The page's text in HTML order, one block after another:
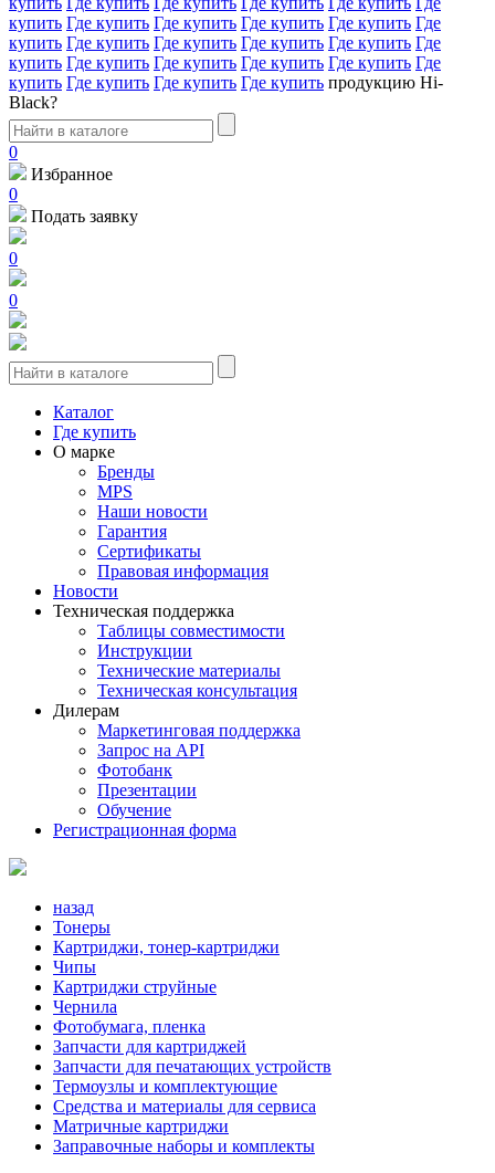
купить Где купить Где купить Где купить Где купить Где
купить Где купить Где купить Где купить Где купить Где
купить Где купить Где купить Где купить Где купить Где
купить Где купить Где купить Где купить продукцию Hi-
Black?
0
Избранное
0
Подать заявку
0
0
Каталог
Где купить
О марке
Бренды
MPS
Наши новости
Гарантия
Сертификаты
Правовая информация
Новости
Техническая поддержка
Таблицы совместимости
Инструкции
Технические материалы
Техническая консультация
Дилерам
Маркетинговая поддержка
Запрос на API
Фотобанк
Презентации
Обучение
Регистрационная форма
назад
Тонеры
Картриджи, тонер-картриджи
Чипы
Картриджи струйные
Чернила
Фотобумага, пленка
Запчасти для картриджей
Запчасти для печатающих устройств
Термоузлы и комплектующие
Средства и материалы для сервиса
Матричные картриджи
Заправочные наборы и комплекты